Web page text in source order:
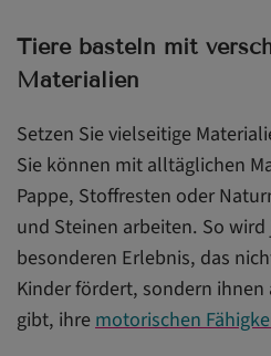
Tiere basteln mit
Materialien
Setzen Sie vielseitige
Sie können mit alltäglichen
Pappe, Stoffresten oder
und Steinen arbeiten. So
besonderen Erlebnis, das
Kinder fördert, sondern
gibt, ihremotorischen